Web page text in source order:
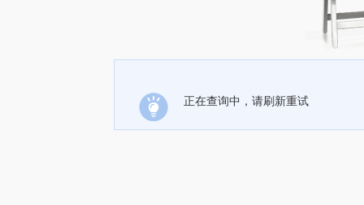
正在查询中，请刷新重试